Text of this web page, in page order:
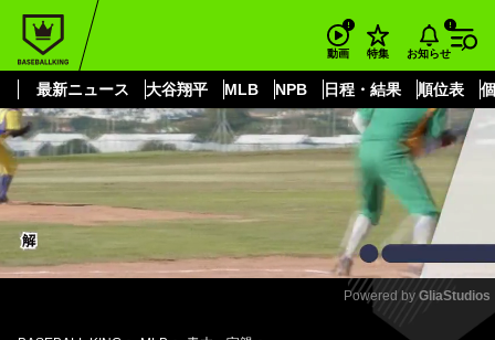
動画 特集 お知らせ
最新ニュース 大谷翔平 MLB NPB 日程・結果 順位表
もっと見る
Powered by GliaStudios